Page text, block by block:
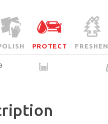
PROTECT FRESHEN